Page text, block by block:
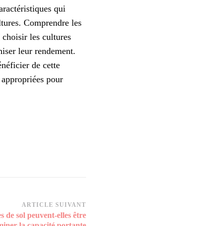
qui
Comprendre les
les cultures
leur rendement.
de cette
pour
ARTICLE SUIVANT
de sol peuvent-elles être